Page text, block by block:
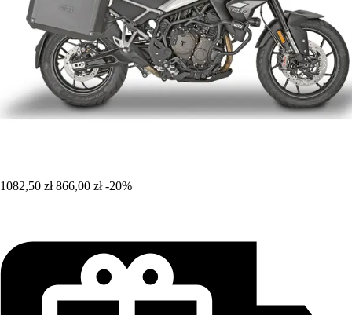
1082,50 zł 866,00 zł -20%